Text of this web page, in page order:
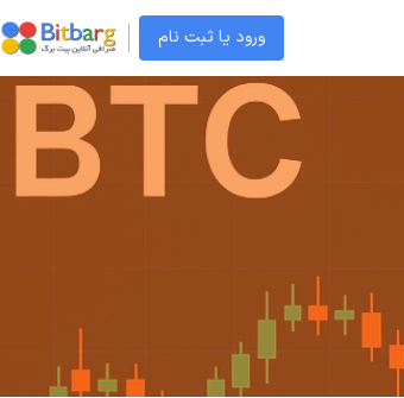
ورود یا ثبت نام